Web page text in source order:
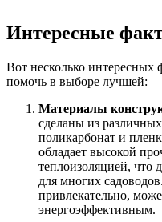
Интересные
Вот несколько интересных
помочь в выборе лучшей:
Материалы
сделаны из
поликарбонат и
обладает высокой
теплоизоляцией, что
для многих
привлекательно,
энергоэффективным.